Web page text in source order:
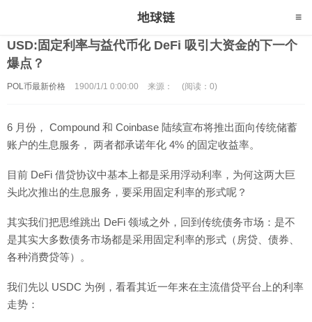
USD:固定利率与益代币化 DeFi 吸引大资金的下一个
爆点？
POL币最新价格 1900/1/1 0:00:00 来源： (阅读：0)
6 月份， Compound 和 Coinbase 陆续宣布将推出面向传统储蓄
账户的生息服务， 两者都承诺年化 4% 的固定收益率。
目前 DeFi 借贷协议中基本上都是采用浮动利率，为何这两大巨
头此次推出的生息服务，要采用固定利率的形式呢？
其实我们把思维跳出 DeFi 领域之外，回到传统债务市场：是不
是其实大多数债务市场都是采用固定利率的形式（房贷、债券、
各种消费贷等）。
我们先以 USDC 为例，看看其近一年来在主流借贷平台上的利率
走势：